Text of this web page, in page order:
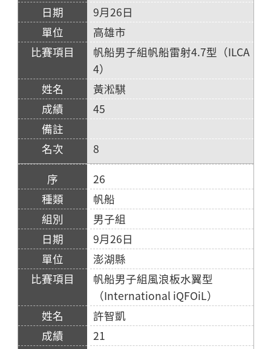
9月26日
高雄市
帆船男子組帆船雷射4.7型（ILCA
4）
黃淞騏
45
8
26
帆船
男子組
9月26日
澎湖縣
帆船男子組風浪板水翼型
（International iQFOiL）
許智凱
21